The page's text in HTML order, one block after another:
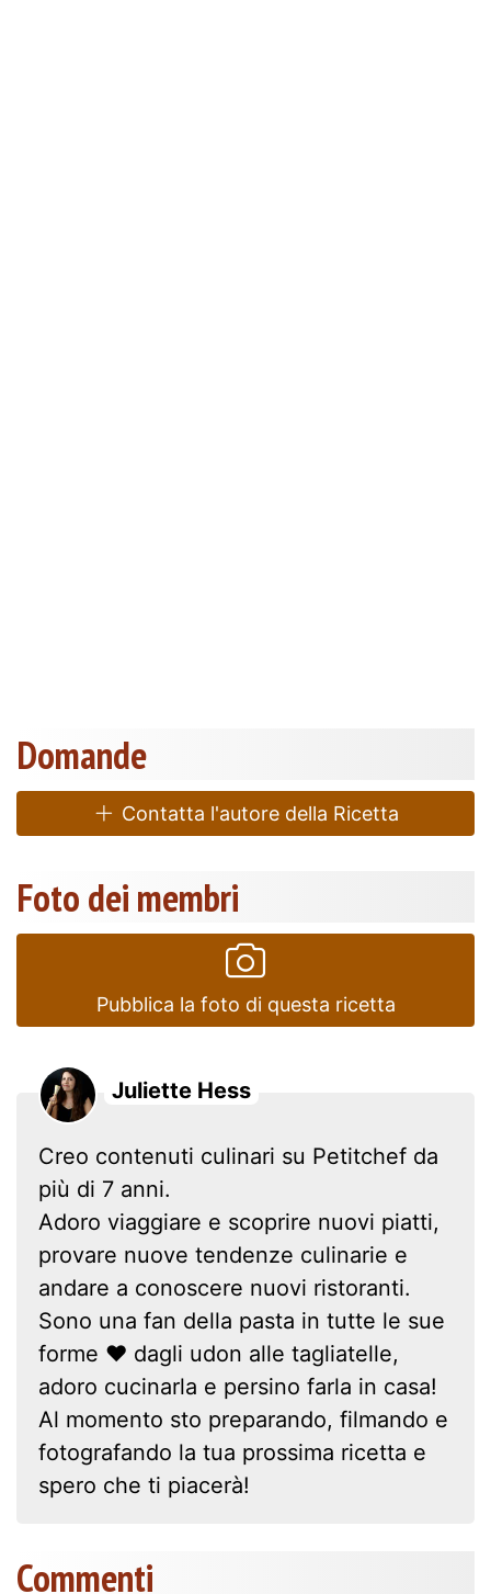
Domande
Contatta l'autore della Ricetta
Foto dei membri
Pubblica la foto di questa ricetta
Juliette Hess
Creo contenuti culinari su Petitchef da
più di 7 anni.
Adoro viaggiare e scoprire nuovi piatti,
provare nuove tendenze culinarie e
andare a conoscere nuovi ristoranti.
Sono una fan della pasta in tutte le sue
forme ❤ dagli udon alle tagliatelle,
adoro cucinarla e persino farla in casa!
Al momento sto preparando, filmando e
fotografando la tua prossima ricetta e
spero che ti piacerà!
Commenti